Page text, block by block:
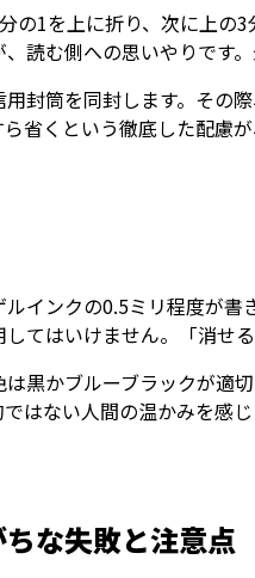
の1を上に折り、次に上の
読む側への思いやりです
封筒を同封します。その
省くという徹底した配慮
インクの0.5ミリ程度が
てはいけません。「消せ
黒かブルーブラックが適
はない人間の温かみを感
な失敗と注意点